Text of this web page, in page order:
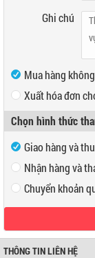
Ghi chú
Mua hàng
Xuất hóa đơn
Mã số thuế
Địa chỉ
Chọn hình thức
Giao hàng và
Nhận hàng và
Địa chỉ:466
Điện thoại:
Chuyển khoản
THÔNG TIN LIÊN HỆ